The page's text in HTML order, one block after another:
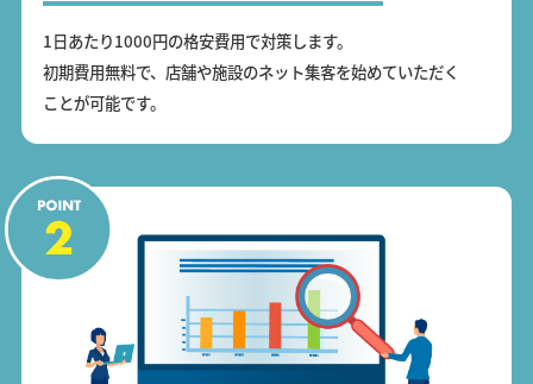
1日あたり1000円の格安費用で対策します。
初期費用無料で、店舗や施設のネット集客を始めていただく
ことが可能です。